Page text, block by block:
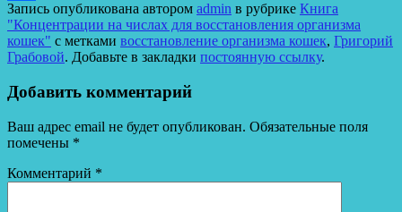
Отправить
Запись опубликована автором admin в рубрике Книга
"Концентрации на числах для восстановления организма
кошек" с метками восстановление организма кошек, Григорий
Грабовой. Добавьте в закладки постоянную ссылку.
Добавить комментарий
Ваш адрес email не будет опубликован. Обязательные поля
помечены *
Комментарий *